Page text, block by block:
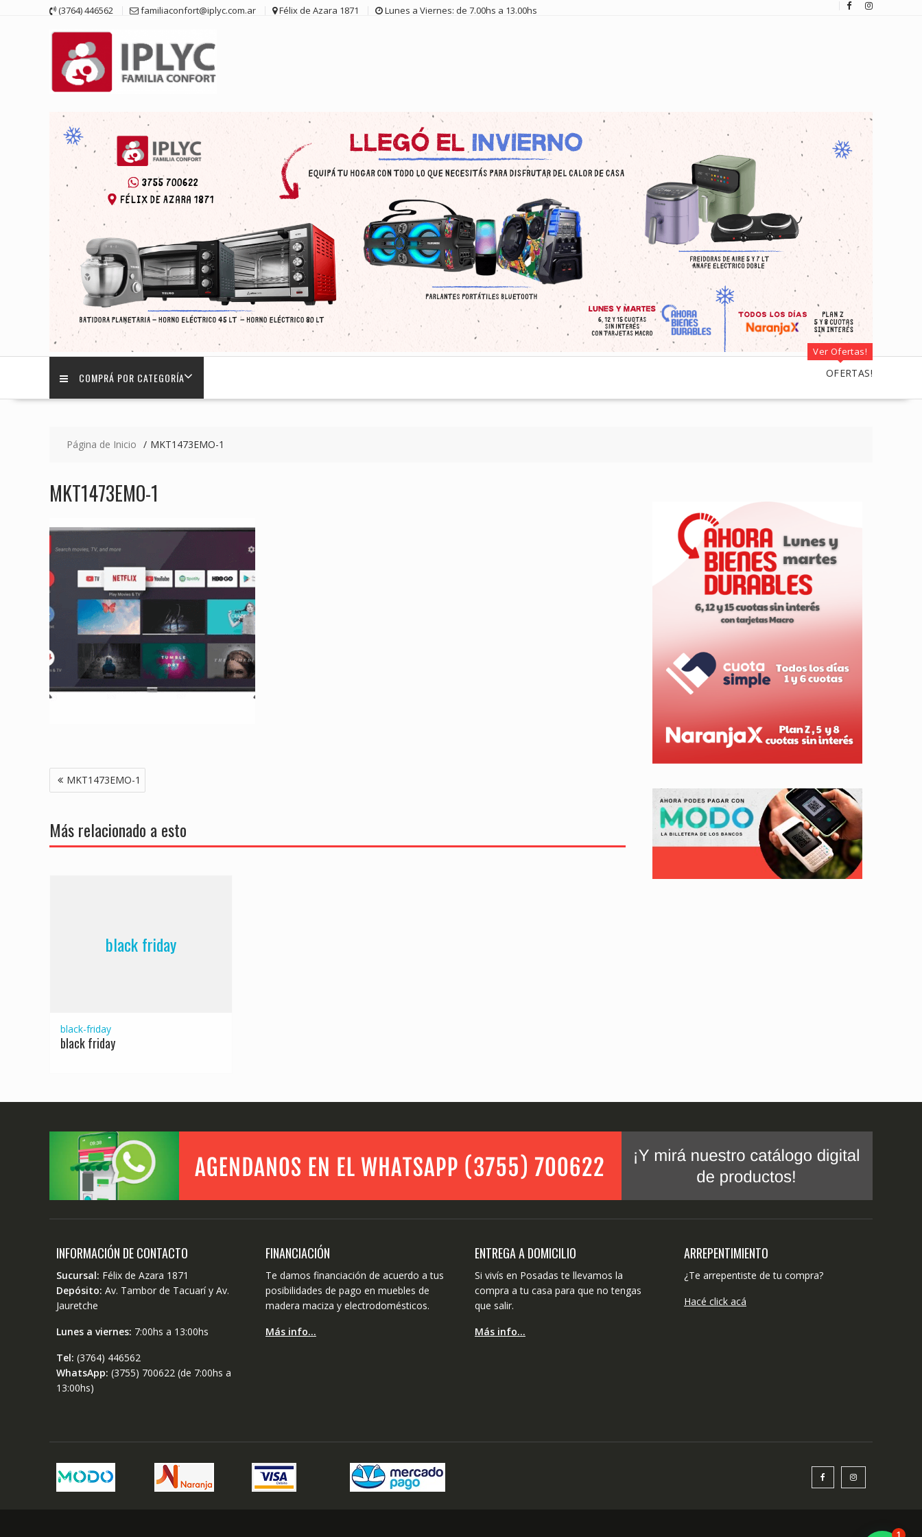
(3764) 446562 familiaconfort@iplyc.com.ar Félix de Azara 1871 Lunes a Viernes: de 7.00hs a 13.00hs
COMPRÁ POR CATEGORÍA
Ver Ofertas!
OFERTAS!
Página de Inicio MKT1473EMO-1
MKT1473EMO-1
Navegación
de
MKT1473EMO-1
Más relacionado a esto
black friday
black-friday
black friday
INFORMACIÓN DE CONTACTO
Sucursal: Félix de Azara 1871
Depósito: Av. Tambor de Tacuarí y Av.
Jauretche
Lunes a viernes: 7:00hs a 13:00hs
Tel: (3764) 446562
WhatsApp: (3755) 700622 (de 7:00hs a
13:00hs)
FINANCIACIÓN
Te damos financiación de acuerdo a tus
posibilidades de pago en muebles de
madera maciza y electrodomésticos.
Más info…
ENTREGA A DOMICILIO
Si vivís en Posadas te llevamos la
compra a tu casa para que no tengas
que salir.
Más info…
ARREPENTIMIENTO
¿Te arrepentiste de tu compra?
Hacé click acá
1